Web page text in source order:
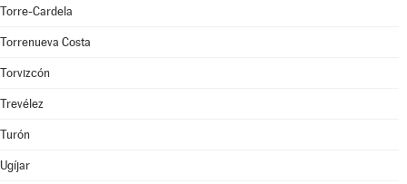
Torre-Cardela
Torrenueva Costa
Torvizcón
Trevélez
Turón
Ugíjar